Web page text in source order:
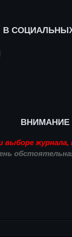
ВНИМАНИЕ
выборе журнала,